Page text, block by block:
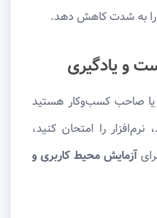
را به شدت کاهش دهد.
یا صاحب کسب‌وکار هستید
را امتحان کنید،
آزمایش محیط کاربری و